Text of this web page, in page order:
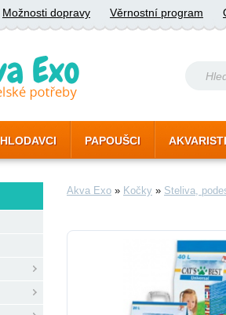
Možnosti dopravy Věrnostní program
HLODAVCI PAPOUŠCI
Akva Exo » Kočky » Steliva,